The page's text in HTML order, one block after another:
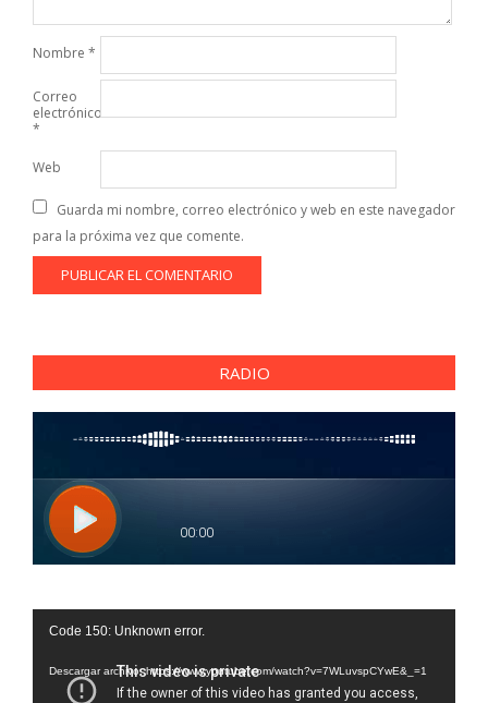
Nombre *
Correo
electrónico
*
Web
Guarda mi nombre, correo electrónico y web en este navegador
para la próxima vez que comente.
RADIO
Reproductor
vídeo
Code 150: Unknown error.
Descargar archivo: https://www.youtube.com/watch?v=7WLuvspCYwE&_=1